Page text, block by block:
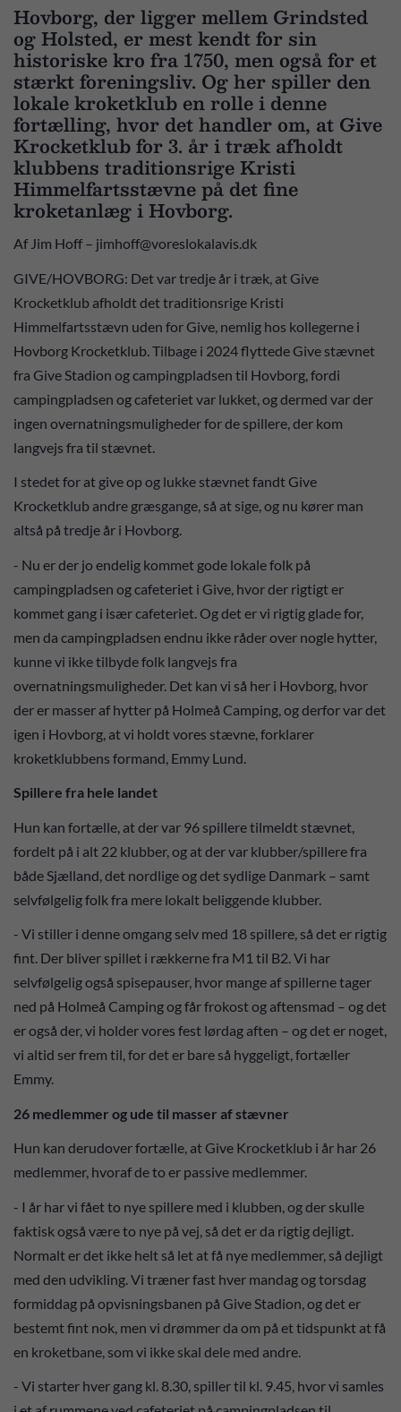
Hovborg, der ligger mellem Grindsted
og Holsted, er mest kendt for sin
historiske kro fra 1750, men også for et
stærkt foreningsliv. Og her spiller den
lokale kroketklub en rolle i denne
fortælling, hvor det handler om, at Give
Krocketklub for 3. år i træk afholdt
klubbens traditionsrige Kristi
Himmelfartsstævne på det fine
kroketanlæg i Hovborg.
Af Jim Hoff – jimhoff@voreslokalavis.dk
GIVE/HOVBORG: Det var tredje år i træk, at Give
Krocketklub afholdt det traditionsrige Kristi
Himmelfartsstævn uden for Give, nemlig hos kollegerne i
Hovborg Krocketklub. Tilbage i 2024 flyttede Give stævnet
fra Give Stadion og campingpladsen til Hovborg, fordi
campingpladsen og cafeteriet var lukket, og dermed var der
ingen overnatningsmuligheder for de spillere, der kom
langvejs fra til stævnet.
I stedet for at give op og lukke stævnet fandt Give
Krocketklub andre græsgange, så at sige, og nu kører man
altså på tredje år i Hovborg.
- Nu er der jo endelig kommet gode lokale folk på
campingpladsen og cafeteriet i Give, hvor der rigtigt er
kommet gang i især cafeteriet. Og det er vi rigtig glade for,
men da campingpladsen endnu ikke råder over nogle hytter,
kunne vi ikke tilbyde folk langvejs fra
overnatningsmuligheder. Det kan vi så her i Hovborg, hvor
der er masser af hytter på Holmeå Camping, og derfor var det
igen i Hovborg, at vi holdt vores stævne, forklarer
kroketklubbens formand, Emmy Lund.
Spillere fra hele landet
Hun kan fortælle, at der var 96 spillere tilmeldt stævnet,
fordelt på i alt 22 klubber, og at der var klubber/spillere fra
både Sjælland, det nordlige og det sydlige Danmark – samt
selvfølgelig folk fra mere lokalt beliggende klubber.
- Vi stiller i denne omgang selv med 18 spillere, så det er rigtig
fint. Der bliver spillet i rækkerne fra M1 til B2. Vi har
selvfølgelig også spisepauser, hvor mange af spillerne tager
ned på Holmeå Camping og får frokost og aftensmad – og det
er også der, vi holder vores fest lørdag aften – og det er noget,
vi altid ser frem til, for det er bare så hyggeligt, fortæller
Emmy.
26 medlemmer og ude til masser af stævner
Hun kan derudover fortælle, at Give Krocketklub i år har 26
medlemmer, hvoraf de to er passive medlemmer.
- I år har vi fået to nye spillere med i klubben, og der skulle
faktisk også være to nye på vej, så det er da rigtig dejligt.
Normalt er det ikke helt så let at få nye medlemmer, så dejligt
med den udvikling. Vi træner fast hver mandag og torsdag
formiddag på opvisningsbanen på Give Stadion, og det er
bestemt fint nok, men vi drømmer da om på et tidspunkt at få
en kroketbane, som vi ikke skal dele med andre.
- Vi starter hver gang kl. 8.30, spiller til kl. 9.45, hvor vi samles